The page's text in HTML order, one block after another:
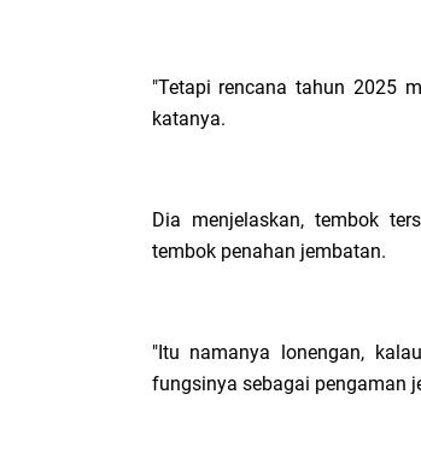
"Tetapi rencana tahun 2025
katanya.
Dia menjelaskan, tembok
tembok penahan jembatan.
"Itu namanya lonengan,
fungsinya sebagai pengaman